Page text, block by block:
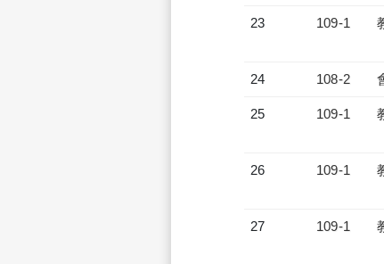
23 109-1
24 108-2
25 109-1
26 109-1
27 109-1